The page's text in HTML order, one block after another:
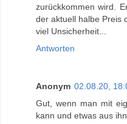
zurückkommen wird.
der aktuell halbe Preis
viel Unsicherheit...
Antworten
Anonym 02.08.20,
Gut, wenn man mit
kann und etwas aus